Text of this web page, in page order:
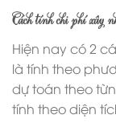
Cách tính chi phí xây
Hiện nay có 2
là tính theo
dự toán theo
tính theo diện